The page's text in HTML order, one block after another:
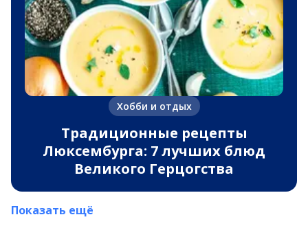
Хобби и отдых
Традиционные рецепты
Люксембурга: 7 лучших блюд
Великого Герцогства
Показать ещё